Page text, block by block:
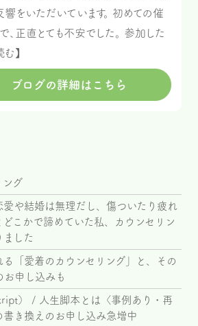
響をいただいています。 初めての催
、正直とても不安でした。 参加した
】
ブログの詳細はこちら
ング
愛や結婚は無理だし、傷ついたり疲れ
こかで諦めていた私、カウンセリン
ました
「愛着のカウンセリング」と、その
申し込みも
） / 人生脚本とは〈事例あり・再
書き換えのお申し込み急増中